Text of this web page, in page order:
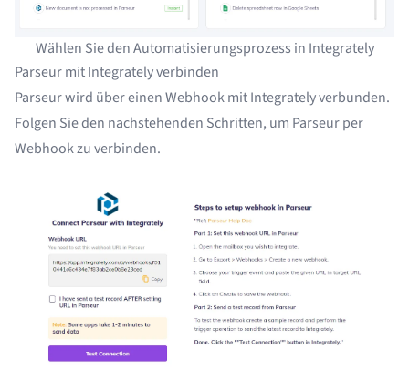
Wählen Sie den Automatisierungsprozess in Integrately
Parseur mit Integrately verbinden
Parseur wird über einenWebhookmit Integrately verbunden.
Folgen Sie den nachstehenden Schritten, um Parseur per
Webhook zu verbinden.